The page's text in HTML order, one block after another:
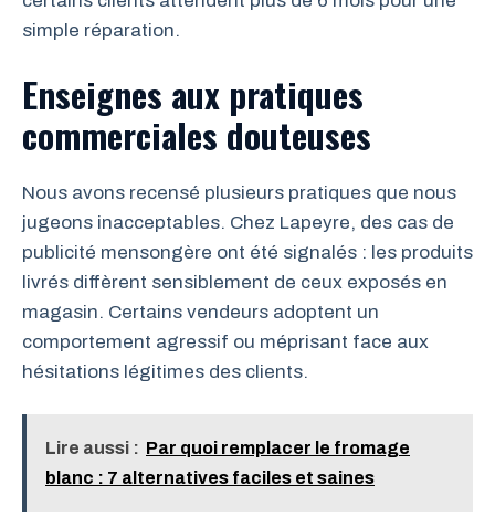
simple réparation.
Enseignes aux pratiques
commerciales douteuses
Nous avons recensé plusieurs pratiques que nous
jugeons inacceptables. Chez Lapeyre, des cas de
publicité mensongère ont été signalés : les produits
livrés diffèrent sensiblement de ceux exposés en
magasin. Certains vendeurs adoptent un
comportement agressif ou méprisant face aux
hésitations légitimes des clients.
Lire aussi : Par quoi remplacer le fromage
blanc : 7 alternatives faciles et saines